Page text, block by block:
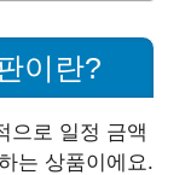
이란?
으로 일정 금액
는 상품이에요.